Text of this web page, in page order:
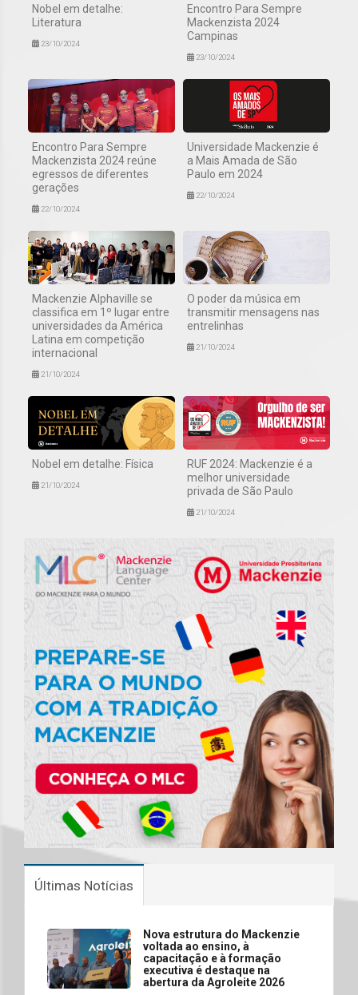
Nobel em detalhe:
Literatura
23/10/2024
Encontro Para Sempre
Mackenzista 2024
Campinas
23/10/2024
Encontro Para Sempre
Mackenzista 2024 reúne
egressos de diferentes
gerações
22/10/2024
Universidade Mackenzie é
a Mais Amada de São
Paulo em 2024
22/10/2024
Mackenzie Alphaville se
classifica em 1º lugar entre
universidades da América
Latina em competição
internacional
21/10/2024
O poder da música em
transmitir mensagens nas
entrelinhas
21/10/2024
Nobel em detalhe: Física
21/10/2024
RUF 2024: Mackenzie é a
melhor universidade
privada de São Paulo
21/10/2024
Últimas Notícias
Nova estrutura do Mackenzie
voltada ao ensino, à
capacitação e à formação
executiva é destaque na
abertura da Agroleite 2026